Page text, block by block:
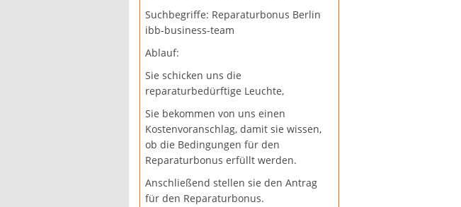
Suchbegriffe: Reparaturbonus Berlin
ibb-business-team
Ablauf:
Sie schicken uns die
reparaturbedürftige Leuchte,
Sie bekommen von uns einen
Kostenvoranschlag, damit sie wissen,
ob die Bedingungen für den
Reparaturbonus erfüllt werden.
Anschließend stellen sie den Antrag
für den Reparaturbonus.